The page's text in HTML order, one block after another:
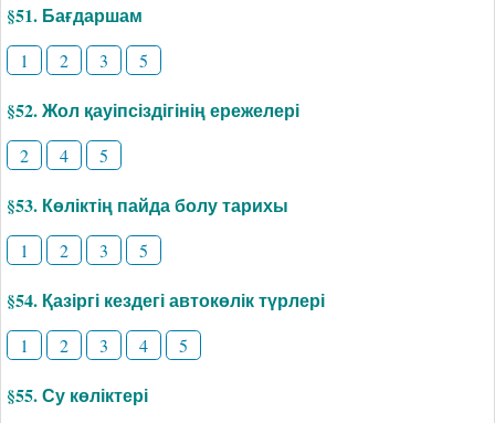
§51. Бағдаршам
1 2 3 5
§52. Жол қауіпсіздігінің ережелері
2 4 5
§53. Көліктің пайда болу тарихы
1 2 3 5
§54. Қазіргі кездегі автокөлік түрлері
1 2 3 4 5
§55. Су көліктері